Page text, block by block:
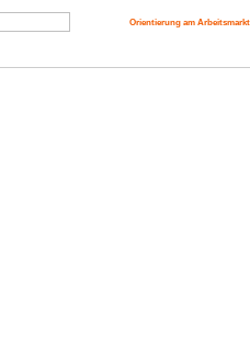
Orientierung am